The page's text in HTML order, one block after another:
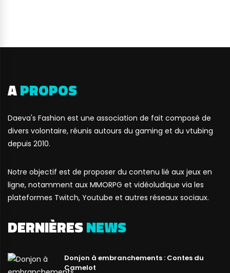
APROPOS
Daeva's Fashion est une association de fait composé de
divers volontaire, réunis autours du gaming et du vtubing
depuis 2010.
Notre objectif est de proposer du contenu lié aux jeux en
ligne, notamment aux MMORPG et vidéoludique via les
plateformes Twitch, Youtube et autres réseaux sociaux.
DERNIÈRESNEWS
Donjon à embranchements : Contes du
Camelot